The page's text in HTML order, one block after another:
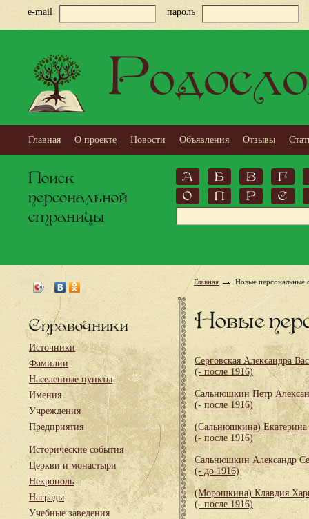
e-mail пароль
Главная О проекте Новости Объявления Отзывы
Поиск
персональной
страницы
А Б В
Г
О
П Р С
Справочники
Источники
Фамилии
Населенные пункты
Имения
Учреждения
Предприятия
Исторические события
Церкви и монастыри
Некрополь
Награды
Учебные заведения
Главная Новые персональные
Новые
Серговская Александра
(- после 1916)
Сальнюшкин Петр
(- после 1916)
(Сальнюшкина) Екатерина
(- после 1916)
Сальнюшкин Александр
(- до 1916)
(Морошкина) Клавдия
(- после 1916)